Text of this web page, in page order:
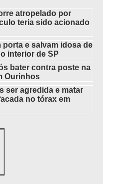
atropelado por
teria sido acionado
e salvam idosa de
interior de SP
bater contra poste na
Ourinhos
ser agredida e matar
no tórax em